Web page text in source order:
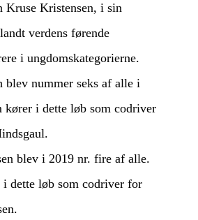
Kruse Kristensen, i sin
verdens førende
i ungdomskategorierne.
blev nummer seks af alle i
kører i dette løb som codriver
blev i 2019 nr. fire af alle.
i dette løb som codriver for